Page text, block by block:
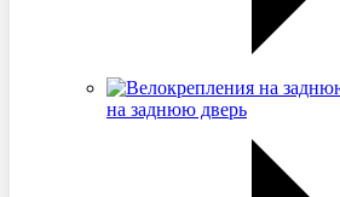
на заднюю дверь